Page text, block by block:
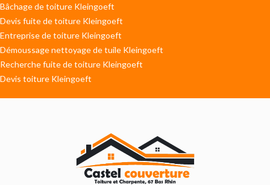
Bâchage de toiture Kleingoeft
Devis fuite de toiture Kleingoeft
Entreprise de toiture Kleingoeft
Démoussage nettoyage de tuile Kleingoeft
Recherche fuite de toiture Kleingoeft
Devis toiture Kleingoeft